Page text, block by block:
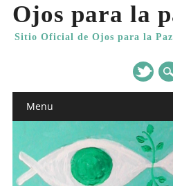
Ojos para la
Sitio Oficial de Ojos para la Paz
Main menu
Menu